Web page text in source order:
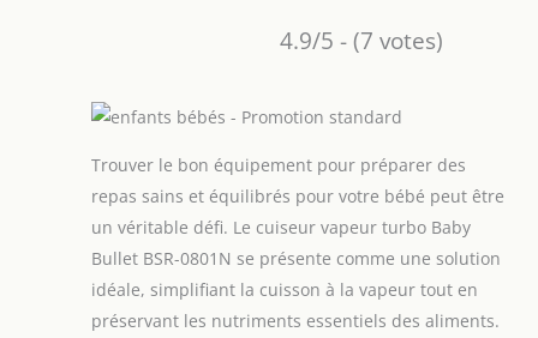
4.9/5 - (7 votes)
Trouver le bon équipement pour préparer des
repas sains et équilibrés pour votre bébé peut être
un véritable défi. Le cuiseur vapeur turbo Baby
Bullet BSR-0801N se présente comme une solution
idéale, simplifiant la cuisson à la vapeur tout en
préservant les nutriments essentiels des aliments.